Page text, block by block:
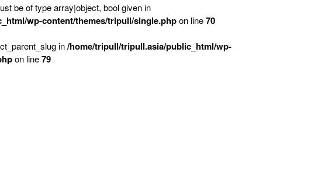
be of type array|object, bool given in
wp-content/themes/tripull/single.phpon line70
in/home/tripull/tripull.asia/public_html/wp-
on line79